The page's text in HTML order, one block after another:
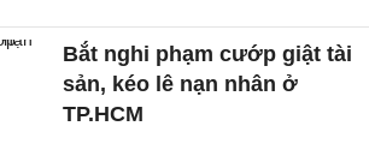
Bắt nghi phạm cướp giật tài
sản, kéo lê nạn nhân ở
TP.HCM